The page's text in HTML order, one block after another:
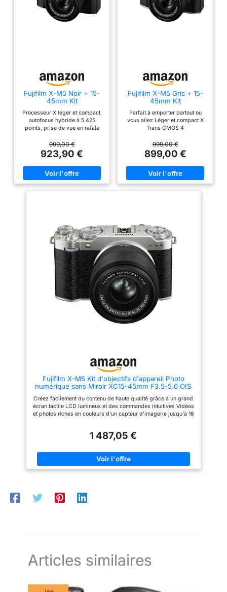
Fujifilm X-M5 Noir + 15-
45mm Kit
Processeur X léger et compact,
autofocus hybride à 5 425
points, prise de vue en rafale
20 images par seconde,
recadrage 30 images par
seconde, recadrage 1,25x
999,00 €
923,90 €
Fujifilm X-M5 Gris + 15-
45mm Kit
Parfait à emporter partout où
vous allez Léger et compact X
Trans CMOS 4
999,00 €
899,00 €
Fujifilm X-M5 Kit d'objectifs d'appareil Photo
numérique sans Miroir XC15-45mm F3.5-5.6 OIS
Créez facilement du contenu de haute qualité grâce à un grand
écran tactile LCD lumineux et des commandes intuitives Vidéos
et photos riches en couleurs d'un capteur d'imagerie jusqu'à 16
compatibilité avec les objectifs interchangeables, les cartes
partir de trois microphones intégrés, ainsi que des connexions
micro externes et USB-C 20 looks intégrés uniques rapidement
accessibles via le mode de simulation de film dédié, tout
1 487,05 €
Articles similaires